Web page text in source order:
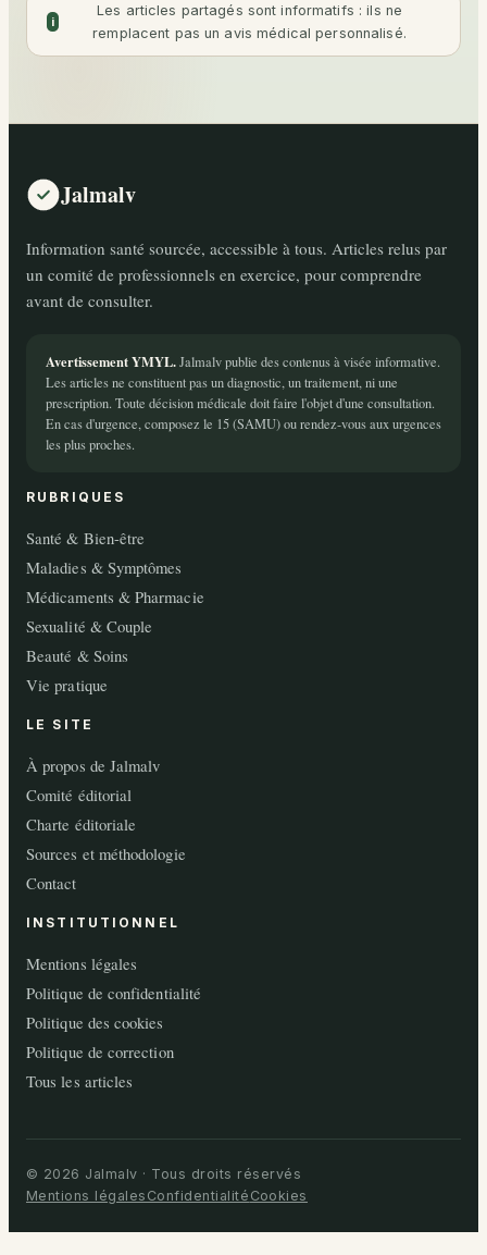
i
Les articles partagés sont informatifs : ils ne
remplacent pas un avis médical personnalisé.
Jalmalv
Information santé sourcée, accessible à tous. Articles relus par
un comité de professionnels en exercice, pour comprendre
avant de consulter.
Avertissement YMYL.Jalmalv publie des contenus à visée informative.
Les articles ne constituent pas un diagnostic, un traitement, ni une
prescription. Toute décision médicale doit faire l'objet d'une consultation.
En cas d'urgence, composez le 15 (SAMU) ou rendez-vous aux urgences
les plus proches.
RUBRIQUES
Santé & Bien-être
Maladies & Symptômes
Médicaments & Pharmacie
Sexualité & Couple
Beauté & Soins
Vie pratique
LE SITE
À propos de Jalmalv
Comité éditorial
Charte éditoriale
Sources et méthodologie
Contact
INSTITUTIONNEL
Mentions légales
Politique de confidentialité
Politique des cookies
Politique de correction
Tous les articles
© 2026 Jalmalv · Tous droits réservés
Mentions légales Confidentialité Cookies